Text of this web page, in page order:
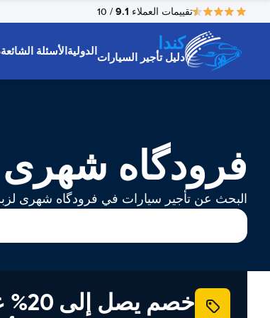
تقييمات العملاء 9.1
/ 10
كندا
دليل تأجير السياراتالدوليةالأسئلة الشائعة
فرودگاه شهری
البحث عن تأجير سيارات في فرودگاه شهری
خصم